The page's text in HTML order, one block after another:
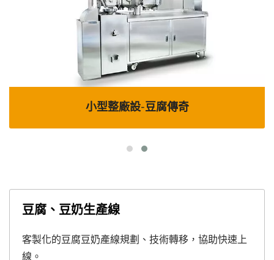
小型整廠設-豆腐傳奇
豆腐、豆奶生產線
客製化的豆腐豆奶產線規劃、技術轉移，協助快速上
線。